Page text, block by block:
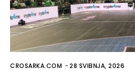
CROSARKA.COM -28 SVIBNJA, 2026